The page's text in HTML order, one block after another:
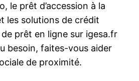
le prêt d’accession à la
les solutions de crédit
prêt en ligne sur igesa.fr
besoin, faites-vous aider
de proximité.